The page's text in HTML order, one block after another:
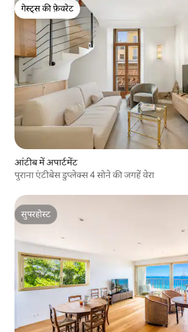
गेस्ट्स की फ़ेवरेट
गेस्ट्स की फ़ेवरेट
आंटीब में अपार्टमेंट
पुराना एंटीबेस डुप्लेक्स 4 सोने की जगहें वेरा
सुपरहोस्ट
सुपरहोस्ट